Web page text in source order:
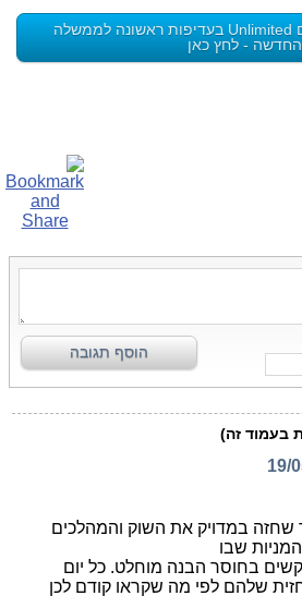
המשימה: הצלת מיזם Unlimited בעדיפות ראשונה לממשלה
החדשה - לחץ כאן